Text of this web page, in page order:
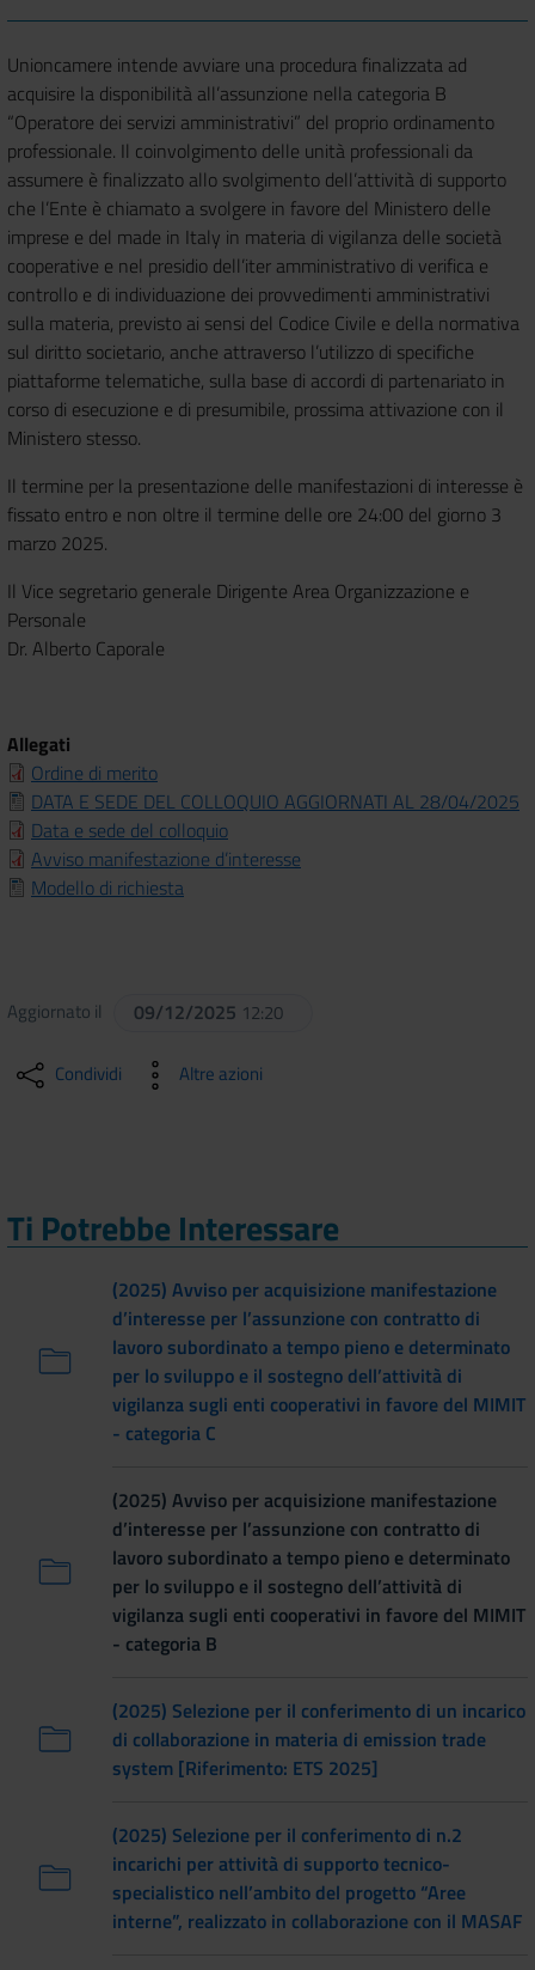
Unioncamere intende avviare una procedura finalizzata ad
acquisire la disponibilità all’assunzione nella categoria B
“Operatore dei servizi amministrativi” del proprio ordinamento
professionale. Il coinvolgimento delle unità professionali da
assumere è finalizzato allo svolgimento dell’attività di supporto
che l’Ente è chiamato a svolgere in favore del Ministero delle
imprese e del made in Italy in materia di vigilanza delle società
cooperative e nel presidio dell’iter amministrativo di verifica e
controllo e di individuazione dei provvedimenti amministrativi
sulla materia, previsto ai sensi del Codice Civile e della normativa
sul diritto societario, anche attraverso l’utilizzo di specifiche
piattaforme telematiche, sulla base di accordi di partenariato in
corso di esecuzione e di presumibile, prossima attivazione con il
Ministero stesso.
Il termine per la presentazione delle manifestazioni di interesse è
fissato entro e non oltre il termine delle ore 24:00 del giorno 3
marzo 2025.
Il Vice segretario generale Dirigente Area Organizzazione e
Personale
Dr. Alberto Caporale
Allegati
Ordine di merito
DATA E SEDE DEL COLLOQUIO AGGIORNATI AL 28/04/2025
Data e sede del colloquio
Avviso manifestazione d’interesse
Modello di richiesta
Aggiornato il 09/12/2025 12:20
Condividi Altre azioni
Ti Potrebbe Interessare
(2025) Avviso per acquisizione manifestazione
d’interesse per l’assunzione con contratto di
lavoro subordinato a tempo pieno e determinato
per lo sviluppo e il sostegno dell’attività di
vigilanza sugli enti cooperativi in favore del MIMIT
- categoria C
(2025) Avviso per acquisizione manifestazione
d’interesse per l’assunzione con contratto di
lavoro subordinato a tempo pieno e determinato
per lo sviluppo e il sostegno dell’attività di
vigilanza sugli enti cooperativi in favore del MIMIT
- categoria B
(2025) Selezione per il conferimento di un incarico
di collaborazione in materia di emission trade
system [Riferimento: ETS 2025]
(2025) Selezione per il conferimento di n.2
incarichi per attività di supporto tecnico-
specialistico nell’ambito del progetto “Aree
interne”, realizzato in collaborazione con il MASAF